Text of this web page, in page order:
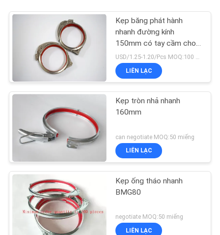
Kẹp băng phát hành
nhanh đường kính
150mm có tay cầm cho
ống dẫn được kết nối
LIÊN LẠC
Kẹp tròn nhả nhanh
160mm
can negotiate MOQ:50 miếng
LIÊN LẠC
Kẹp ống tháo nhanh
BMG80
negotiate MOQ:50 miếng
LIÊN LẠC